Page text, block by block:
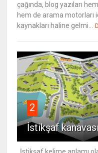
çağında, blog yazıları
hem de arama motorları
kaynakları haline gelmi...
2
İstikşaf